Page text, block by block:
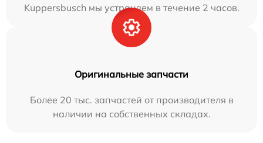
Kuppersbusch мы устраняем в течение 2 часов.
Оригинальные запчасти
Более 20 тыс. запчастей от производителя в
наличии на собственных складах.